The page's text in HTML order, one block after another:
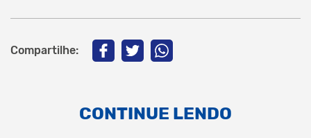
Compartilhe:
CONTINUE LENDO